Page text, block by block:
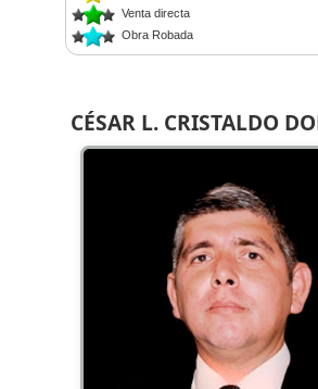
CÉSAR L. CRISTALDO
Venta directa
Obra Robada